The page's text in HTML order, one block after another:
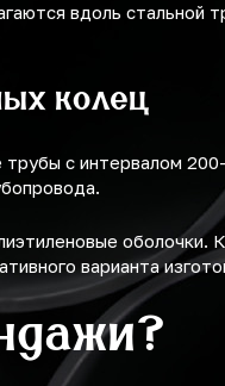
вдоль стальной
колец
с интервалом
варианта